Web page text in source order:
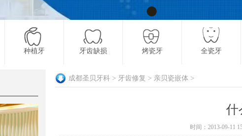
种植牙 牙齿缺损 烤瓷牙 全瓷牙
成都圣贝牙科 > 牙齿修复 > 亲贝瓷嵌体 >
什
时间：2013-09-11